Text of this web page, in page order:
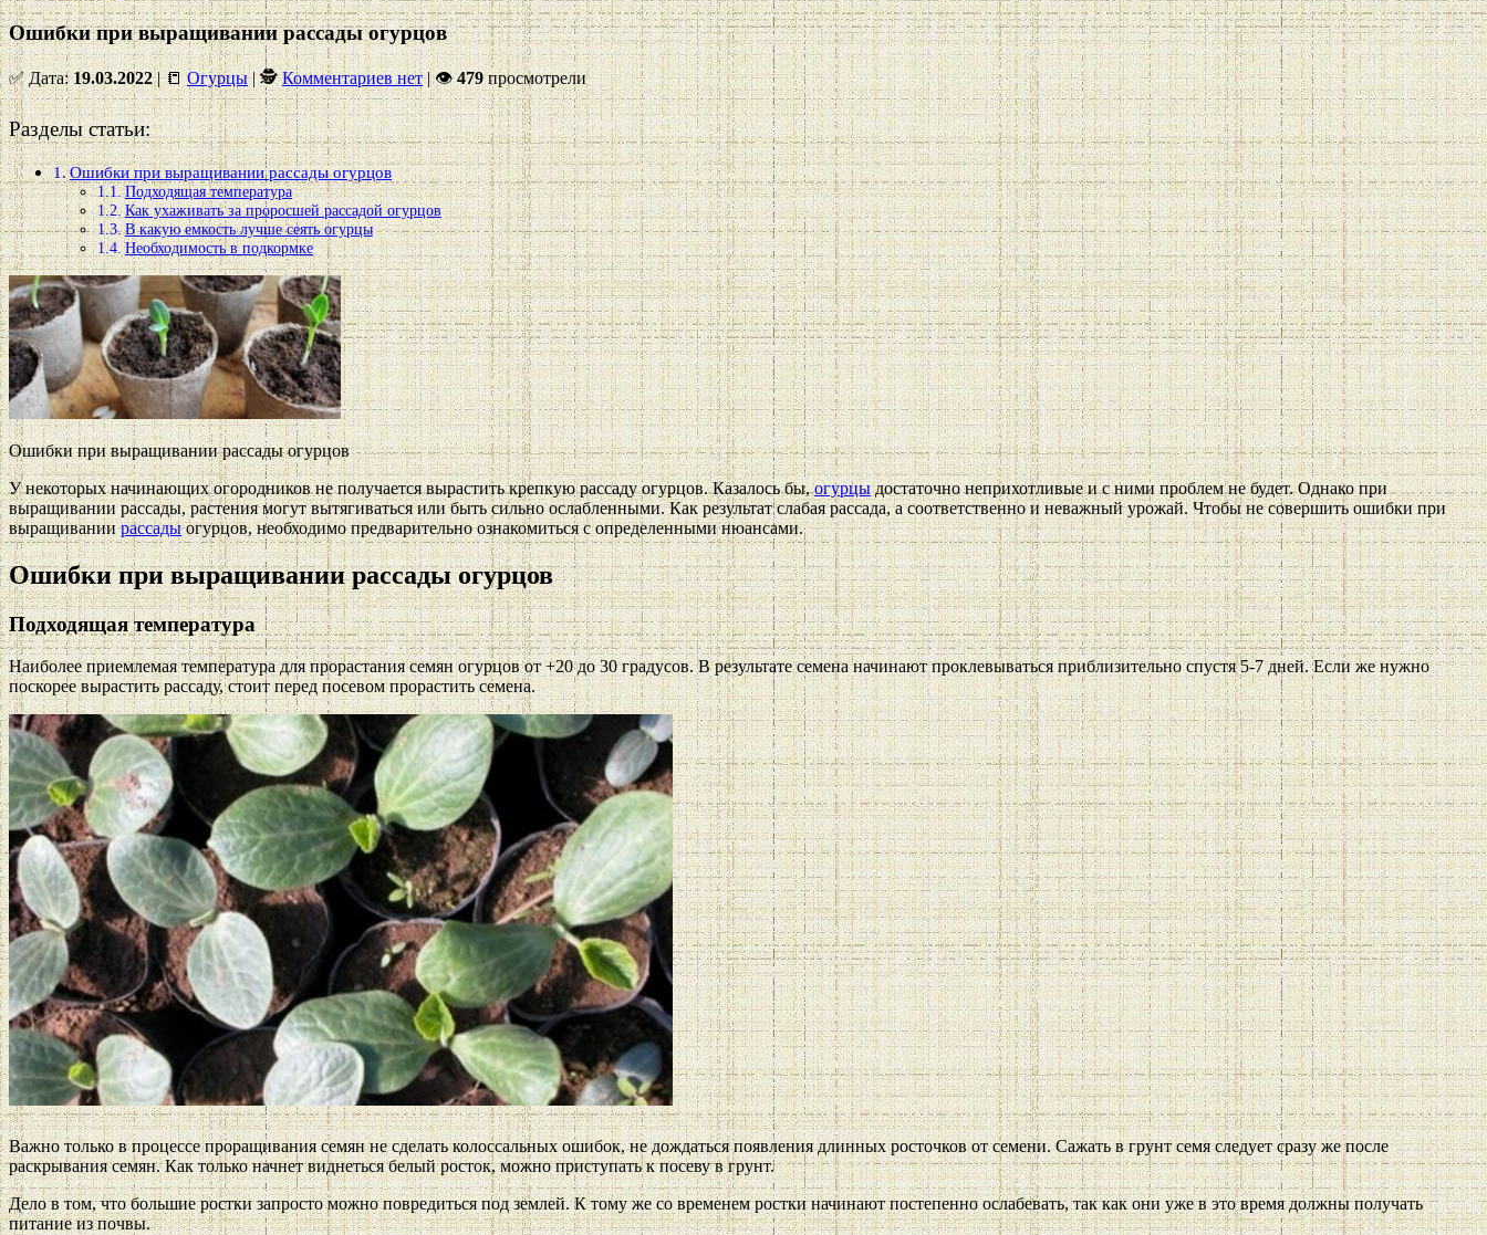
Ошибки при выращивании рассады огурцов
✅ Дата:19.03.2022| 📒Огурцы| 🕵Комментариев нет|👁479просмотрели
Разделы статьи:
Ошибки при выращивании рассады огурцов
Подходящая температура
Как ухаживать за проросшей рассадой огурцов
В какую емкость лучше сеять огурцы
Необходимость в подкормке
Ошибки при выращивании рассады огурцов
У некоторых начинающих огородников не получается вырастить крепкую рассаду огурцов. Казалось бы,огурцыдостаточно неприхотливые и с ними проблем не будет. Однако при
выращивании рассады, растения могут вытягиваться или быть сильно ослабленными. Как результат слабая рассада, а соответственно и неважный урожай. Чтобы не совершить ошибки при
выращиваниирассадыогурцов, необходимо предварительно ознакомиться с определенными нюансами.
Ошибки при выращивании рассады огурцов
Подходящая температура
Наиболее приемлемая температура для прорастания семян огурцов от +20 до 30 градусов. В результате семена начинают проклевываться приблизительно спустя 5-7 дней. Если же нужно
поскорее вырастить рассаду, стоит перед посевом прорастить семена.
Важно только в процессе проращивания семян не сделать колоссальных ошибок, не дождаться появления длинных росточков от семени. Сажать в грунт семя следует сразу же после
раскрывания семян. Как только начнет виднеться белый росток, можно приступать к посеву в грунт.
Дело в том, что большие ростки запросто можно повредиться под землей. К тому же со временем ростки начинают постепенно ослабевать, так как они уже в это время должны получать
питание из почвы.